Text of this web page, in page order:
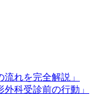
流れを完全解説」
外科受診前の行動」